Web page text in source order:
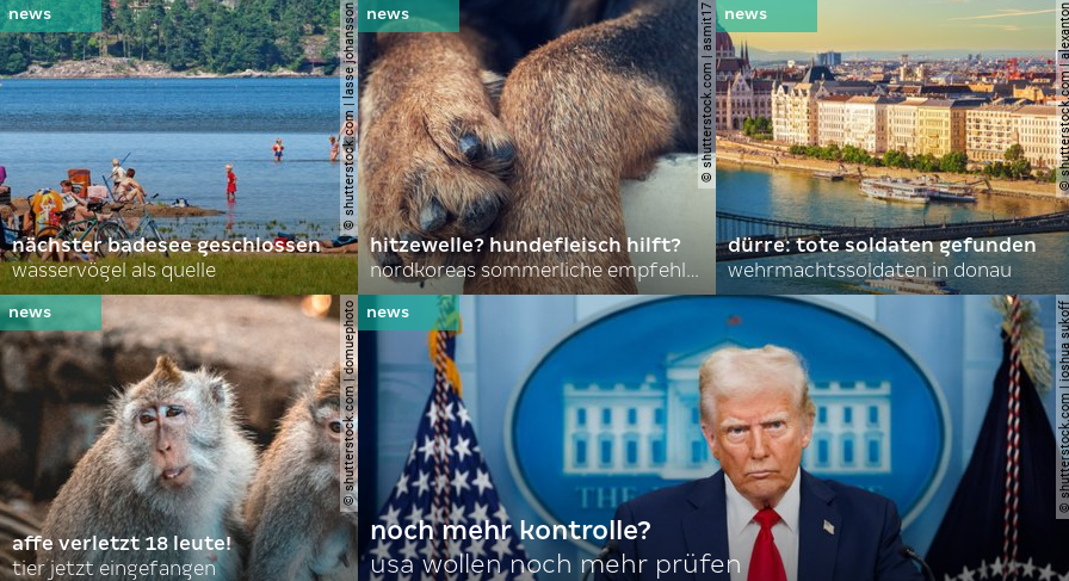
© shutterstock.com | lasse johansson
nächster badesee geschlossen
wasservögel als quelle
© shutterstock.com | asmit17
hitzewelle? hundefleisch hilft?
nordkoreas sommerliche empfehlungen
©
dürre: tote soldaten gefunden
wehrmachtssoldaten in donau
© shutterstock.com | domuephoto
affe verletzt 18 leute!
tier jetzt eingefangen
©
noch mehr kontrolle?
usa wollen noch mehr prüfen